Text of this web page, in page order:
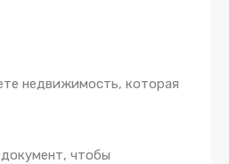
недвижимость, которая
чтобы